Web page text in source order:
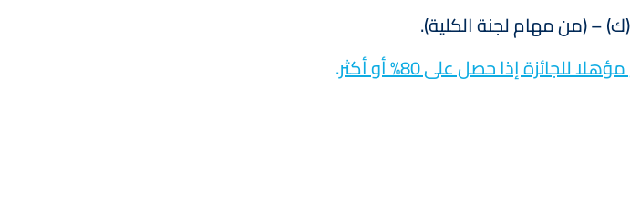
إذا حصل على 80% أو أكثر.